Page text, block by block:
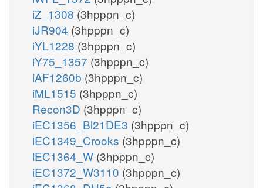
iZ_1308 (3hpppn_c)
iJR904 (3hpppn_c)
iYL1228 (3hpppn_c)
iY75_1357 (3hpppn_c)
iAF1260b (3hpppn_c)
iML1515 (3hpppn_c)
Recon3D (3hpppn_c)
iEC1356_Bl21DE3 (3hpppn_c)
iEC1349_Crooks (3hpppn_c)
iEC1364_W (3hpppn_c)
iEC1372_W3110 (3hpppn_c)